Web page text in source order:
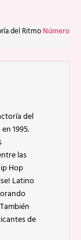
del Ritmo Número
del
1995.
las
Hop
Latino
de